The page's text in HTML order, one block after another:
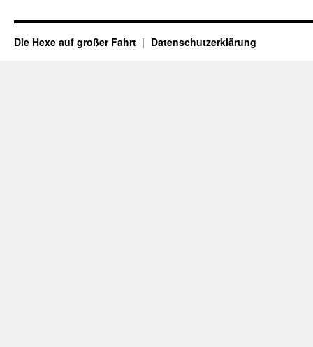
Die Hexe auf großer Fahrt Datenschutzerklärung